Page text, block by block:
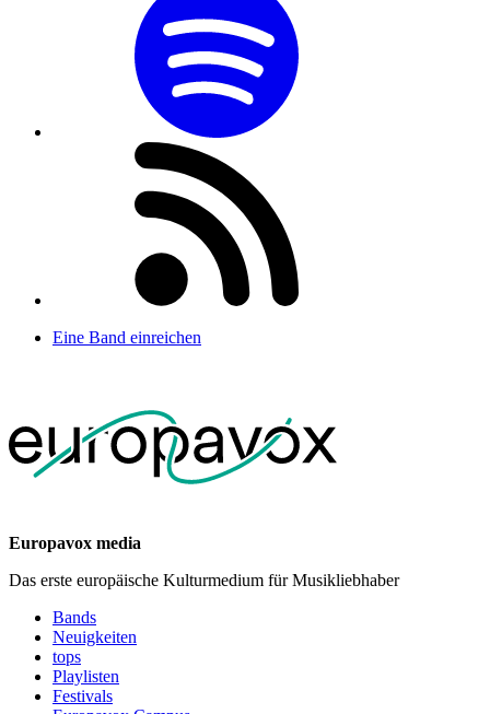
Eine Band einreichen
Europavox media
Das erste europäische Kulturmedium für Musikliebhaber
Bands
Neuigkeiten
tops
Playlisten
Festivals